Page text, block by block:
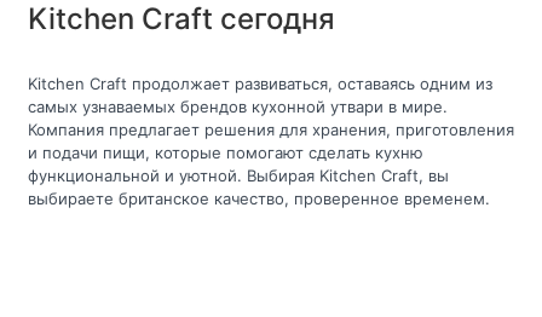
Kitchen Craft сегодня
Kitchen Craft продолжает развиваться, оставаясь одним из
самых узнаваемых брендов кухонной утвари в мире.
Компания предлагает решения для хранения, приготовления
и подачи пищи, которые помогают сделать кухню
функциональной и уютной. Выбирая Kitchen Craft, вы
выбираете британское качество, проверенное временем.